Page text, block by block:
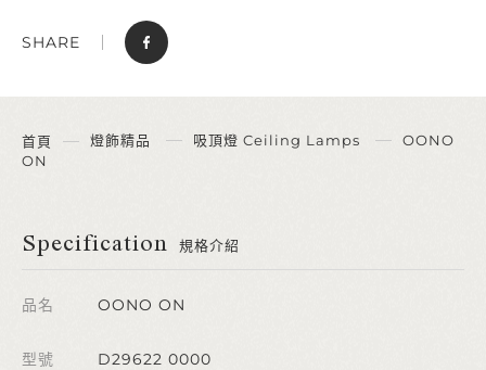
SHARE
首頁 燈飾精品 吸頂燈 Ceiling Lamps
OONO
ON
Specification 規格介紹
品名 OONO ON
型號 D29622 0000